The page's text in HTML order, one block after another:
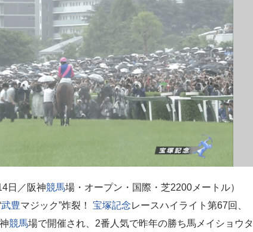
日／阪神競馬場・オープン・国際・芝2200メートル）
武豊マジック”炸裂！ 宝塚記念レースハイライト第67回、
競馬場で開催され、2番人気で昨年の勝ち馬メイショウタ